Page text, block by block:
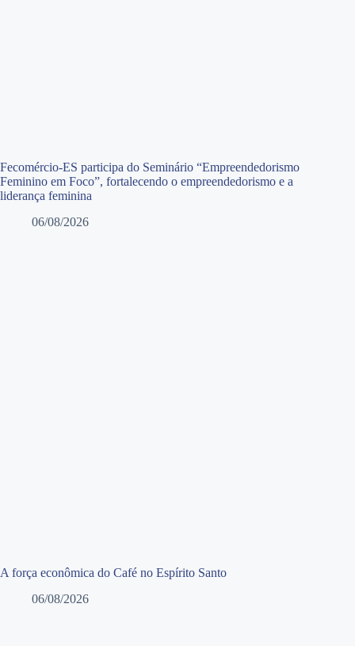
Fecomércio-ES participa do Seminário “Empreendedorismo
Feminino em Foco”, fortalecendo o empreendedorismo e a
liderança feminina
06/08/2026
A força econômica do Café no Espírito Santo
06/08/2026